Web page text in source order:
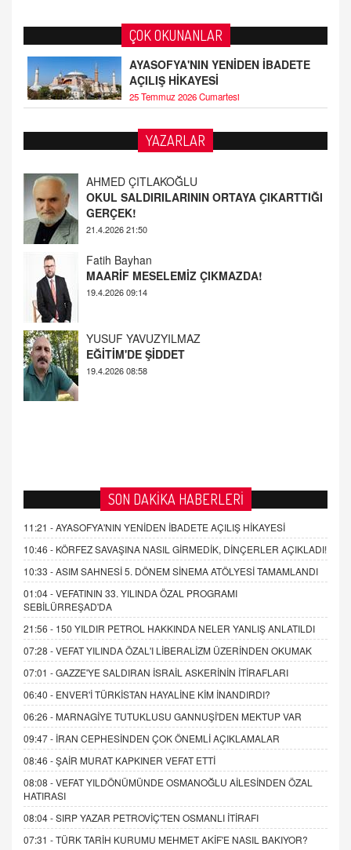
ÇOK OKUNANLAR
AYASOFYA'NIN YENİDEN İBADETE
AÇILIŞ HİKAYESİ
25 Temmuz 2026 Cumartesi
YAZARLAR
AHMED ÇITLAKOĞLU
OKUL SALDIRILARININ ORTAYA ÇIKARTTIĞI
21.4.2026 21:50
Fatih Bayhan
MAARİF MESELEMİZ ÇIKMAZDA!
YUSUF YAVUZYILMAZ
SON DAKİKA HABERLERİ
11:21 -AYASOFYA'NIN YENİDEN İBADETE AÇILIŞ HİKAYESİ
10:46 - KÖRFEZ SAVAŞINA NASIL GİRMEDİK, DİNÇERLER AÇIKLADI!
10:33 -ASIM SAHNESİ 5. DÖNEM SİNEMA ATÖLYESİ TAMAMLANDI
01:04 -VEFATININ 33. YILINDA ÖZAL PROGRAMI
SEBİLÜRREŞAD'DA
21:56 - 150 YILDIR PETROL HAKKINDA NELER YANLIŞ ANLATILDI
07:28 -VEFAT YILINDA ÖZAL'I LİBERALİZM ÜZERİNDEN OKUMAK
07:01 -GAZZE'YE SALDIRAN İSRAİL ASKERİNİN İTİRAFLARI
06:40 - ENVER'İ TÜRKİSTAN HAYALİNE KİM İNANDIRDI?
06:26 - MARNAGİYE TUTUKLUSU GANNUŞİ'DEN MEKTUP VAR
09:47 - İRAN CEPHESİNDEN ÇOK ÖNEMLİ AÇIKLAMALAR
08:46 -ŞAİR MURAT KAPKINER VEFAT ETTİ
08:08 -VEFAT YILDÖNÜMÜNDE OSMANOĞLU AİLESİNDEN ÖZAL
HATIRASI
08:04 -SIRP YAZAR PETROVİÇ'TEN OSMANLI İTİRAFI
07:31 -TÜRK TARİH KURUMU MEHMET AKİF'E NASIL BAKIYOR?